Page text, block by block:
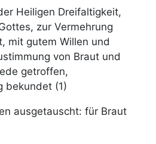
Heiligen Dreifaltigkeit,
zur Vermehrung
mit gutem Willen und
von Braut und
getroffen,
bekundet (1)
ausgetauscht: für Braut